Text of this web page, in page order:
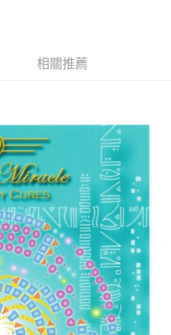
運費
運費
運費
運費
相關推薦